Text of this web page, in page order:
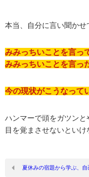
本当、自分に言い聞かせ
みみっちいことを言っ
みみっちいことを言っ
今の現状がこうなって
ハンマーで頭をガツンと
目を覚まさせないといけ
夏休みの宿題から学ぶ、